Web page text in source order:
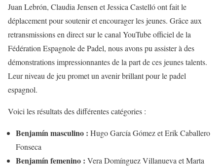
Juan Lebrón, Claudia Jensen et Jessica Castelló ont fait le
déplacement pour soutenir et encourager les jeunes. Grâce aux
retransmissions en direct sur le canal YouTube officiel de la
Fédération Espagnole de Padel, nous avons pu assister à des
démonstrations impressionnantes de la part de ces jeunes talents.
Leur niveau de jeu promet un avenir brillant pour le padel
espagnol.
Voici les résultats des différentes catégories :
Benjamín masculino : Hugo García Gómez et Erik Caballero
Fonseca
Benjamín femenino : Vera Domínguez Villanueva et Marta